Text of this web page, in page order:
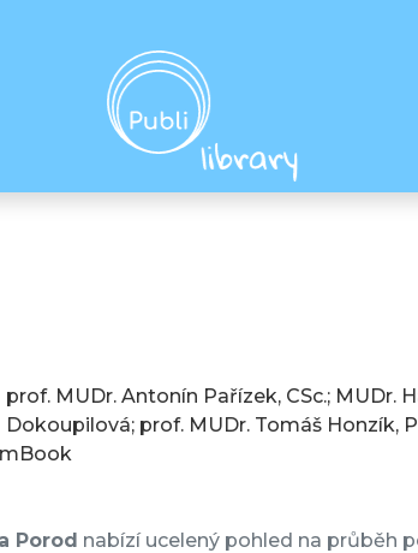
prof. MUDr. Antonín Pařízek, CSc.; MUDr.
Dokoupilová; prof. MUDr. Tomáš Honzík,
mBook
Porod nabízí ucelený pohled na průběh